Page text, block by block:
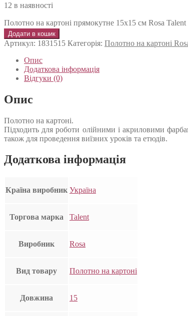
12 в наявності
Полотно на картоні прямокутне 15х15 см Rosa Talent
Додати в кошик
Артикул: 1831515 Категорія: Полотно на картоні
Опис
Додаткова інформація
Відгуки (0)
Опис
Полотно на картоні.
Підходить для роботи олійними і акриловими
також для проведення виїзних уроків та етюдів.
Додаткова інформація
Країна виробник Україна
Торгова марка Talent
Виробник Rosa
Вид товару Полотно на картоні
Довжина 15